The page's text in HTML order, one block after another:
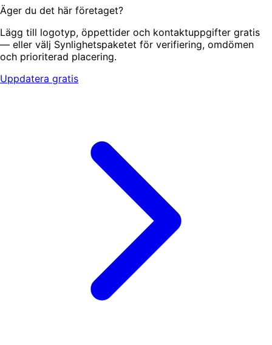
Äger du det här företaget?
Lägg till logotyp, öppettider och kontaktuppgifter gratis
— eller välj Synlighetspaketet för verifiering, omdömen
och prioriterad placering.
Uppdatera gratis